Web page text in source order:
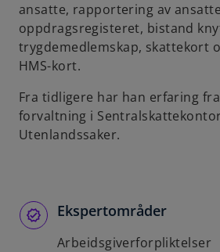
ansatte, rapportering av
oppdragsregisteret, bistand
trygdemedlemskap, skattekort
HMS-kort.
Fra tidligere har han erfaring
forvaltning i
Utenlandssaker.
Ekspertområder
Arbeidsgiverforpliktelser